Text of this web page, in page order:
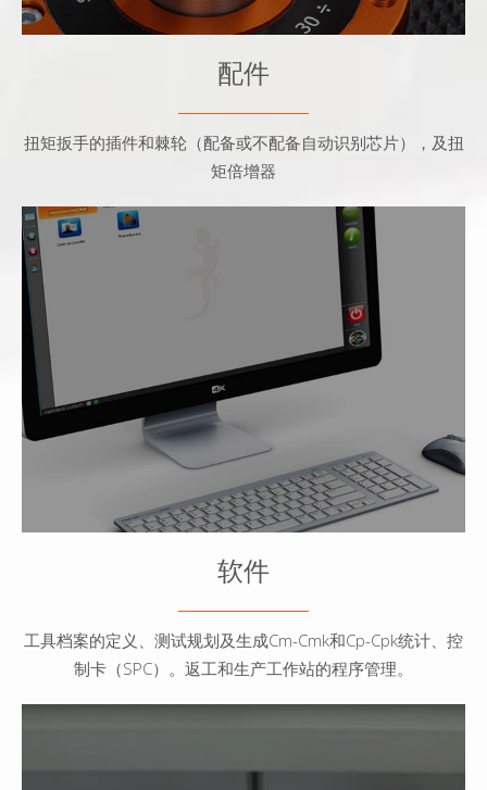
配件
扭矩扳手的插件和棘轮（配备或不配备自动识别芯片），及扭
矩倍增器
- Cmk-Cm、Cp-Cpk统计和报告
- 控制图表（SPC）
- 返工工作站的无错可视化流程。
- 实验室仪器编程
- 流程控制
软件
工具档案的定义、测试规划及生成Cm-Cmk和Cp-Cpk统计、控
制卡（SPC）。返工和生产工作站的程序管理。